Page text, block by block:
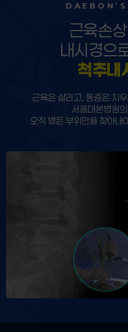
근육손
내시경으
척추내
근육은 살리고, 통증은 지
서울대본병원
오직 병든 부위만을 찾아내